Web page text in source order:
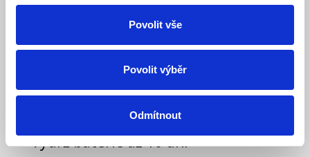
Povolit vše
Povolit výběr
Odmítnout
Pro pohodlné nabíjení telefonu najdete v balení nabíjecí
stojánek, do kterého se telefon jednoduše položí. Telefon
nechcete využívat stojánek, k dispozici je moderní
konektor USB-C – již si nemusíte lámat hlavu s tím, jakým
směrem kabel zapojíte.
Výdrž baterie až 10 dní